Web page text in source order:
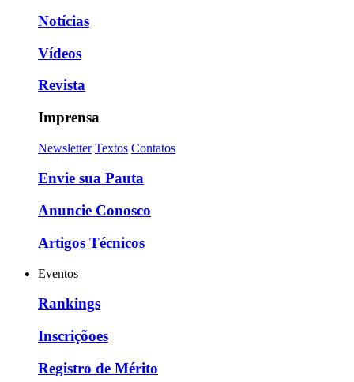
Notícias
Vídeos
Revista
Imprensa
Newsletter Textos Contatos
Envie sua Pauta
Anuncie Conosco
Artigos Técnicos
Eventos
Rankings
Inscriçõoes
Registro de Mérito